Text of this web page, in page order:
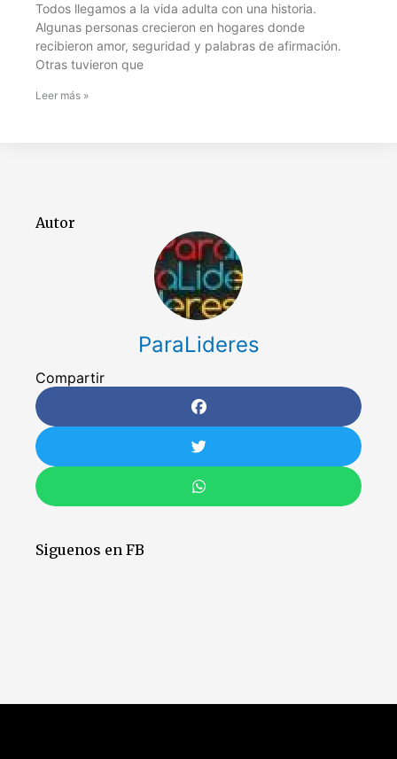
Todos llegamos a la vida adulta con una historia.
Algunas personas crecieron en hogares donde
recibieron amor, seguridad y palabras de afirmación.
Otras tuvieron que
Leer más »
Autor
ParaLideres
Compartir
Siguenos en FB